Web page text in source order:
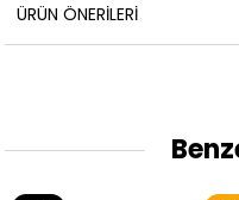
ÜRÜN ÖNERILERI